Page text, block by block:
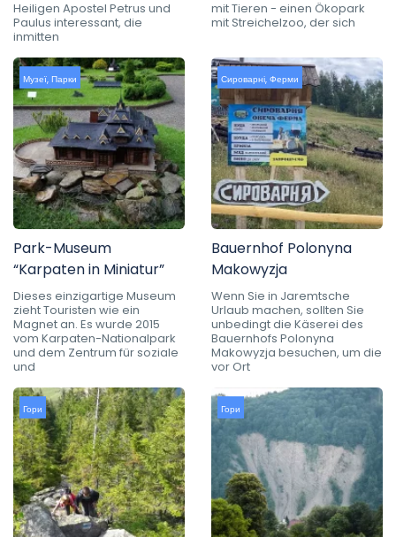
Heiligen Apostel Petrus und
Paulus interessant, die
inmitten
mit Tieren - einen Ökopark
mit Streichelzoo, der sich
Музеї, Парки
Park-Museum
“Karpaten in Miniatur”
Dieses einzigartige Museum
zieht Touristen wie ein
Magnet an. Es wurde 2015
vom Karpaten-Nationalpark
und dem Zentrum für soziale
und
Сироварні, Ферми
Bauernhof Polonyna
Makowyzja
Wenn Sie in Jaremtsche
Urlaub machen, sollten Sie
unbedingt die Käserei des
Bauernhofs Polonyna
Makowyzja besuchen, um die
vor Ort
Гори Гори